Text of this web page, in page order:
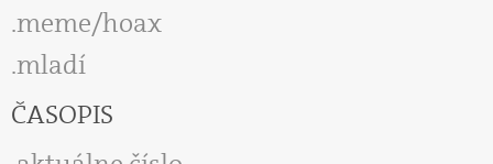
meme/hoax
mladí
ČASOPIS